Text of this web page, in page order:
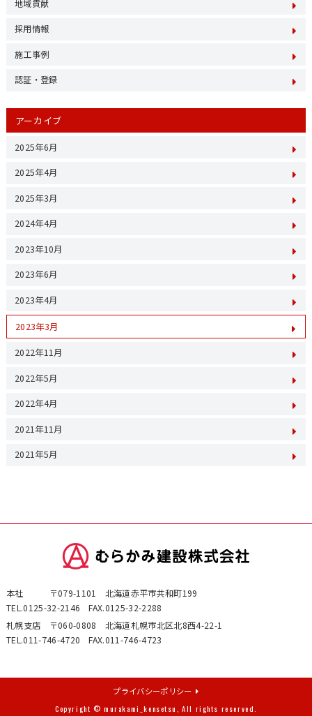
地域貢献
採用情報
施工事例
認証・登録
アーカイブ
2025年6月
2025年4月
2025年3月
2024年4月
2023年10月
2023年6月
2023年4月
2023年3月
2022年11月
2022年5月
2022年4月
2021年11月
2021年5月
本社 〒079-1101 北海道赤平市共和町199
TEL.0125-32-2146 FAX.0125-32-2288
札幌支店 〒060-0808 北海道札幌市北区北8西4-22-1
TEL.011-746-4720 FAX.011-746-4723
プライバシーポリシー
Copyright © murakami_kensetsu, All rights reserved.